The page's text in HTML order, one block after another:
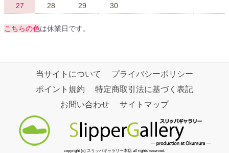
27
28 29 30
こちらの色は休業日です。
当サイトについて
プライバシーポリシー
ポイント規約
特定商取引法に基づく表記
お問い合わせ
サイトマップ
copyright (c) スリッパギャラリー本店 all rights reserved.